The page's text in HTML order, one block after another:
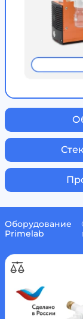
Оборудование
Primelab